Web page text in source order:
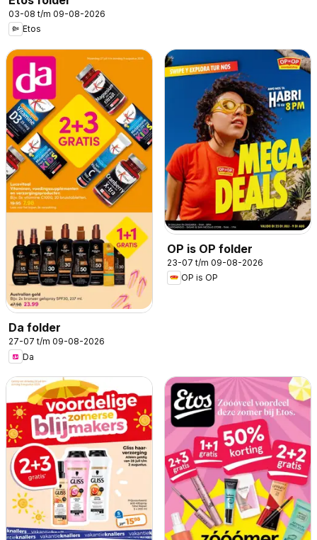
03-08 t/m 09-08-2026
Etos
Da folder
27-07 t/m 09-08-2026
Da
OP is OP folder
23-07 t/m 09-08-2026
OP is OP